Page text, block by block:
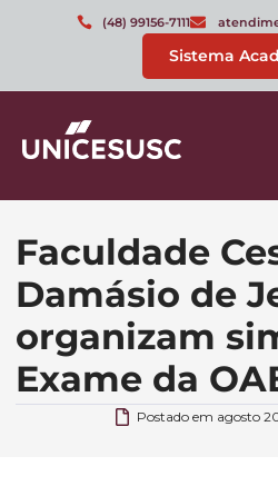
(48) 99156-7111
Sistema
Faculdade
Damásio de
organizam
Exame da
Postado em agosto